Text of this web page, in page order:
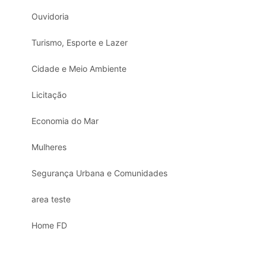
Ouvidoria
Turismo, Esporte e Lazer
Cidade e Meio Ambiente
Licitação
Economia do Mar
Mulheres
Segurança Urbana e Comunidades
area teste
Home FD